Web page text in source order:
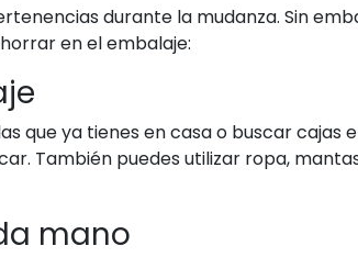
durante la mudanza. Sin
en el embalaje:
que ya tienes en casa o buscar cajas
También puedes utilizar ropa,
mano